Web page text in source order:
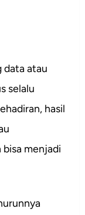
data atau
selalu
hasil
bisa menjadi